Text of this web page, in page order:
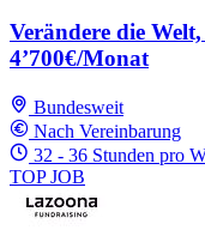
Verändere die
4’700€/Monat
Bundesweit
Nach Vereinbarung
32 - 36 Stunden pro
TOP JOB